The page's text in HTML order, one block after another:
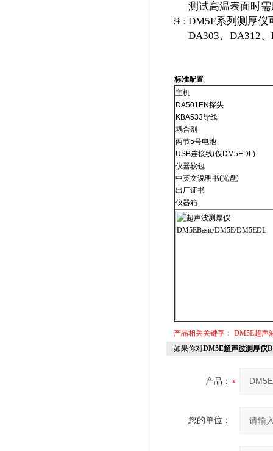
注：
测试高温表面时
DM5E系列测厚仪
DA303、DA312
标准配置
主机
DA501EN探头
KBA533导线
耦合剂
两节5号电池
USB连接线(仅DM5EDL)
仪器软包
中英文说明书(光盘)
出厂证书
仪器箱
产品相关关键字： DM5E超声
如果你对DM5E超声波测厚仪
产品：
您的单位：